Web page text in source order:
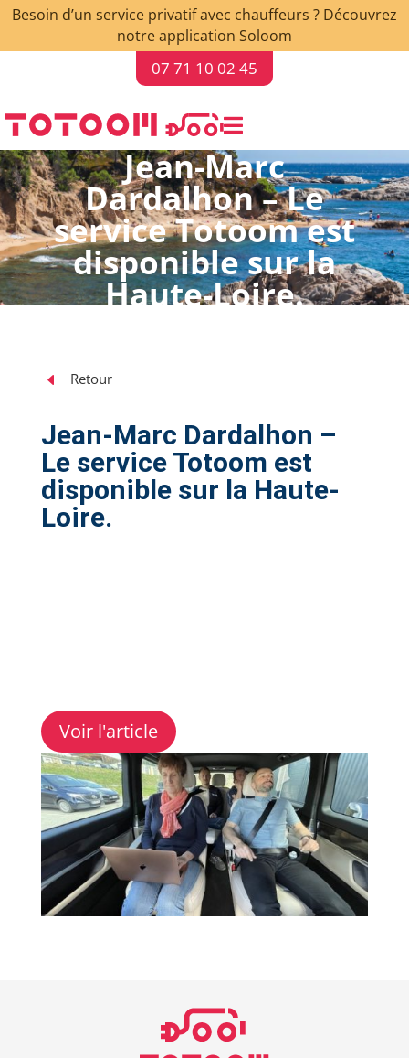
Besoin d’un service privatif avec chauffeurs ? Découvrez
notre application Soloom
07 71 10 02 45

Jean-Marc
Dardalhon – Le
service Totoom est
disponible sur la
Haute-Loire.
D Retour
Jean-Marc Dardalhon –
Le service Totoom est
disponible sur la Haute-
Loire.
Voir l'article